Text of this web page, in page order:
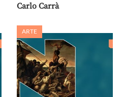
SOCIETÀ
Carlo Carrà
ARTE